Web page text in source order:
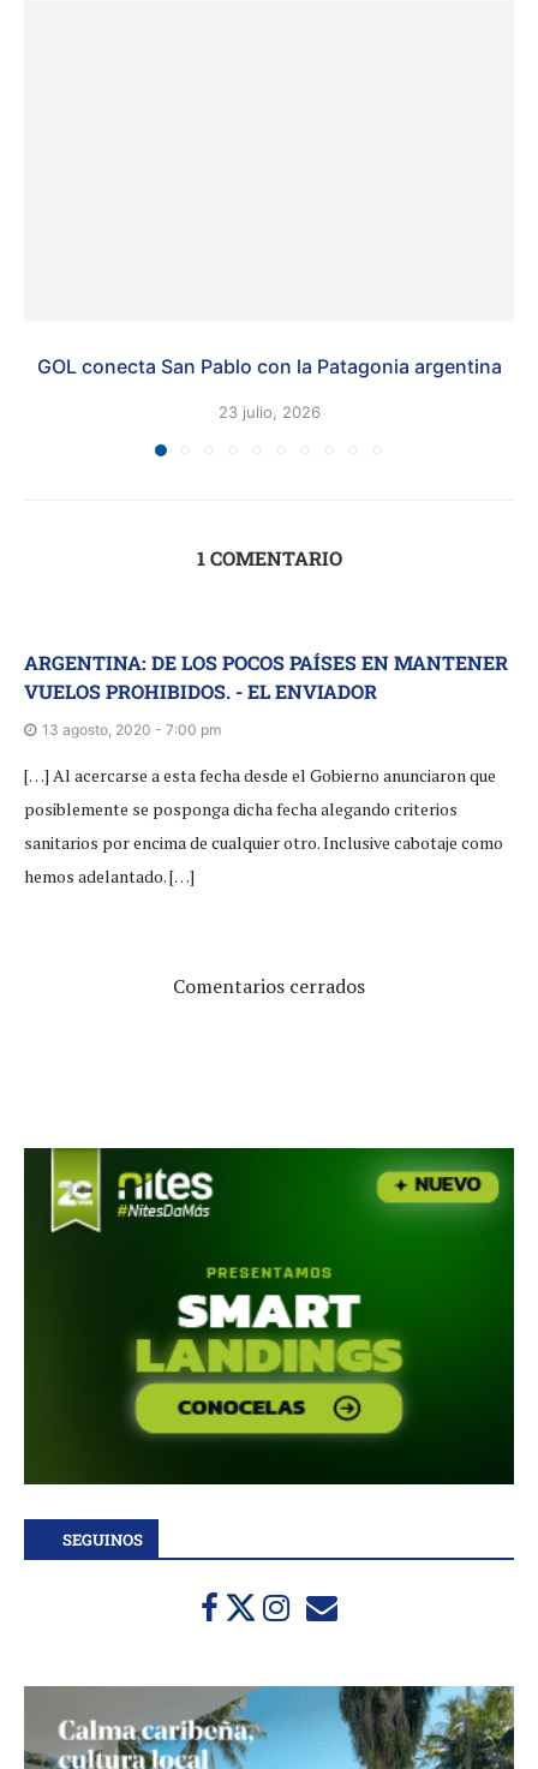
GOL conecta San Pablo con la Patagonia argentina
23 julio, 2026
1 COMENTARIO
ARGENTINA: DE LOS POCOS PAÍSES EN MANTENER
VUELOS PROHIBIDOS. - EL ENVIADOR
13 agosto, 2020 - 7:00 pm
[…] Al acercarse a esta fecha desde el Gobierno anunciaron que
posiblemente se posponga dicha fecha alegando criterios
sanitarios por encima de cualquier otro. Inclusive cabotaje como
hemos adelantado. […]
Comentarios cerrados
SEGUINOS